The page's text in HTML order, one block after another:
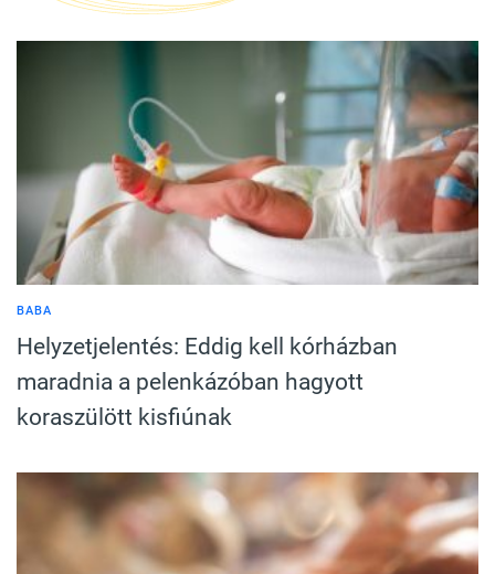
BABA
Helyzetjelentés: Eddig kell kórházban
maradnia a pelenkázóban hagyott
koraszülött kisfiúnak